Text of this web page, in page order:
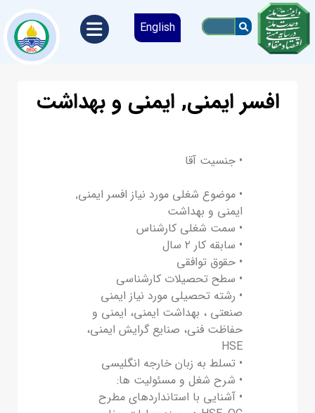
English
افسر ایمنی, ایمنی و بهداشت
• جنسیت آقا
• موضوع شغلی مورد نیاز افسر ایمنی,
ایمنی و بهداشت
• سمت شغلی کارشناس
• سابقه کار ۲ سال
• حقوق توافقی
• سطح تحصیلات کارشناسی
• رشته تحصیلی مورد نیاز ایمنی
صنعتی ، بهداشت ایمنی، ایمنی و
حفاظت فنی، صنایع گرایش ایمنی،
HSE
• تسلط به زبان خارجه انگلیسی
• شرح شغل و مسئولیت ها:
• آشنایی با استانداردهای مطرح